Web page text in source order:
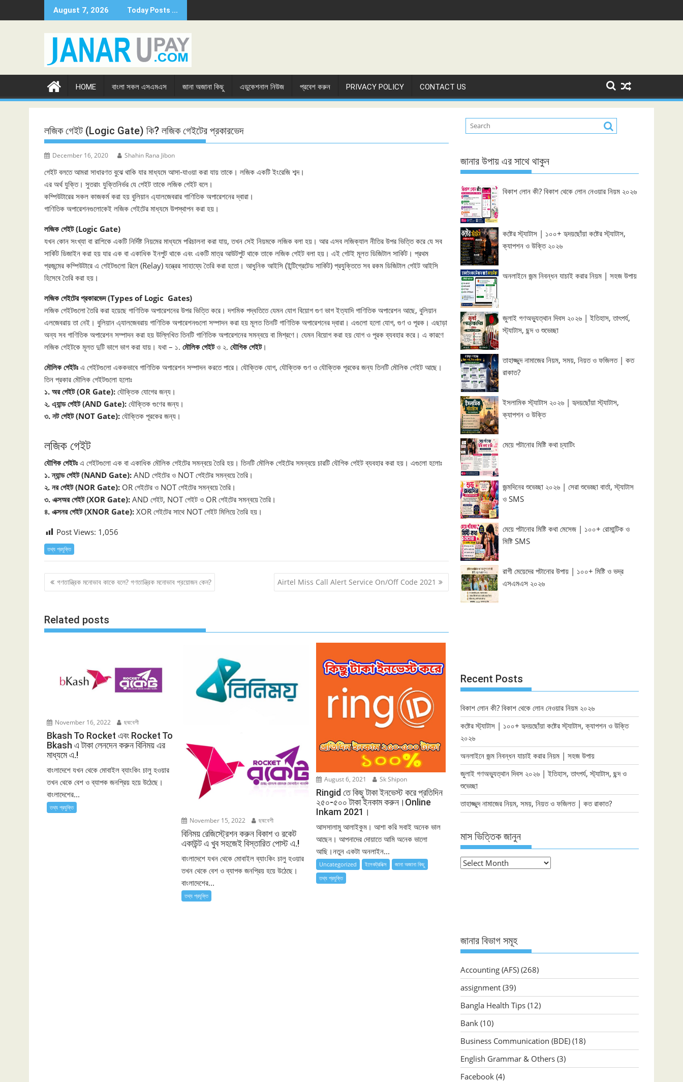
to
August 7, 2026 Today Posts ...
HOME বাংলা সকল এসএমএস জানা অজানা কিছু এডুকেশনাল নিউজ প্রবেশ করুন PRIVACY POLICY CONTACT US
লজিক গেইট (Logic Gate) কি? লজিক গেইটের প্রকারভেদ
December 16, 2020 Shahin Rana Jibon
গেইট বলতে আমরা সাধারণত বুঝে থাকি যার মাধ্যমে আসা-যাওয়া করা যায় তাকে। লজিক একটি ইংরেজি শব্দ।
এর অর্থ যুক্তি। সুতরাং যুক্তিনির্ভর যে গেইট তাকে লজিক গেইট বলে।
কম্পিউটারের সকল কাজকর্ম করা হয় বুলিয়ান এ্যালজেবরার গাণিতিক অপারেশনের দ্বারা।
গাণিতিক অপারেশনগুলােকেই লজিক গেইটের মাধ্যমে উপস্থাপন করা হয়।
লজিক গেইট (Logic Gate)
যখন কোন সংখ্যা বা রাশিকে একটি নির্দিষ্ট নিয়মের মাধ্যমে পরিচালনা করা যায়, তখন সেই নিয়মকে লজিক বলা হয়। আর এসব লজিক্যাল নীতির উপর ভিত্তি করে যে সব
সার্কিট ডিজাইন করা হয় যার এক বা একাধিক ইনপুট থাকে এবং একটি মাত্র আউটপুট থাকে তাকে লজিক গেইট বলা হয়। এই গেটই মূলত ডিজিটাল সার্কিট। প্রথম
প্রজন্মের কম্পিউটারে এ গেইটগুলাে রিলে (Relay) যন্ত্রের সাহায্যে তৈরি করা হতাে। আধুনিক আইসি (ইন্টিগ্রেটেড সার্কিট) প্রযুক্তিতে সব রকম ডিজিটাল গেইট আইসি
হিসেবে তৈরি করা হয়।
লজিক গেইটের প্রকারভেদ (Types of Logic Gates)
লজিক গেইটগুলাে তৈরি করা হয়েছে গাণিতিক অপারেশনের উপর ভিত্তি করে। দশমিক পদ্ধতিতে যেমন যােগ বিয়ােগ গুণ ভাগ ইত্যাদি গাণিতিক অপারেশন আছে, বুলিয়ান
এলজেবরায় তা নেই। বুলিয়ান এ্যালজেবরায় গাণিতিক অপারেশনগুলাে সম্পাদন করা হয় মূলত তিনটি গাণিতিক অপারেশনের দ্বারা। এগুলাে হলাে যােগ, গুণ ও পূরক। এছাড়া
অন্য সব গাণিতিক অপারেশন সম্পাদন করা হয় উল্লিখিত তিনটি গাণিতিক অপারেশনের সমন্বয়ে বা মিশ্রণে। যেমন বিয়ােগ করা হয় যােগ ও পূরক ব্যবহার করে। এ কারণে
লজিক গেইটকে মূলত দুটি ভাগে ভাগ করা যায়। যথা – ১. মৌলিক গেইটও ২. যৌগিক গেইট।
মৌলিক গেইটঃ এ গেইটগুলাে এককভাবে গাণিতিক অপারেশন সম্পাদন করতে পারে। যৌক্তিক যােগ, যৌক্তিক গুণ ও যৌক্তিক পূরকের জন্য তিনটি মৌলিক গেইট আছে।
তিন প্রকার মৌলিক গেইটগুলাে হলােঃ
১. অর গেইট (OR Gate): যৌক্তিক যােগের জন্য।
২. এ্যান্ড গেইট (AND Gate): যৌক্তিক গুণের জন্য।
৩. নট গেইট (NOT Gate): যৌক্তিক পূরকের জন্য।
লজিক গেইট
যৌগিক গেইটঃ এ গেইটগুলাে এক বা একাধিক মৌলিক গেইটের সমন্বয়ে তৈরি হয়। তিনটি মৌলিক গেইটের সমন্বয়ে চারটি যৌগিক গেইট ব্যবহার করা হয়। এগুলাে হলােঃ
১. ন্যান্ড গেইট (NAND Gate): AND গেইটের ও NOT গেইটের সমন্বয়ে তৈরি।
২. নর গেইট (NOR Gate): OR গেইটের ও NOT গেইটের সমন্বয়ে তৈরি।
৩. এক্সঅর গেইট (XOR Gate): AND গেইট, NOT গেইট ও OR গেইটের সমন্বয়ে তৈরি।
৪. এক্সনর গেইট (XNOR Gate): XOR গেইটের সাথে NOT গেইট মিলিয়ে তৈরি হয়।
Post Views: 1,056
তথ্য প্রযুক্তি
Post
navigation
গণতান্ত্রিক মনোভাব কাকে বলে? গণতান্ত্রিক মনোভাব প্রয়োজন কেন? Airtel Miss Call Alert Service On/Off Code 2021
Related posts
November 16, 2022 ছদ্মবেশী
Bkash To Rocket এবং Rocket To
Bkash এ টাকা লেনদেন করুন বিনিময় এর
মাধ্যমে এ.!
বাংলাদেশে যখন থেকে মোবাইল ব্যাংকিং চালু হওয়ার
তখন থেকে বেশ ও ব্যাপক জনপ্রিয় হয়ে উঠেছে।
বাংলাদেশের...
তথ্য প্রযুক্তি
November 15, 2022 ছদ্মবেশী
বিনিময় রেজিস্ট্রেশন করুন বিকাশ ও রকেট
একাউন্ট এ খুব সহজেই বিস্তারিত পোস্ট এ.!
বাংলাদেশে যখন থেকে মোবাইল ব্যাংকিং চালু হওয়ার
তখন থেকে বেশ ও ব্যাপক জনপ্রিয় হয়ে উঠেছে।
বাংলাদেশের...
তথ্য প্রযুক্তি
August 6, 2021 Sk Shipon
Ringid তে কিছু টাকা ইনভেস্ট করে প্রতিদিন
২৫০-৫০০ টাকা ইনকাম করুন।Online
Inkam 2021।
আসসালামু আলাইকুম। আশা করি সবাই অনেক ভাল
আছেন। আপনাদের দোয়াতে আমি অনেক ভালো
আছি।নতুন একটা অনলাইন...
Uncategorized ইলেকট্রনিক্স
জানা অজানা কিছু
তথ্য প্রযুক্তি
জানার উপায় এর সাথে থাকুন
বিকাশ লোন কী? বিকাশ থেকে লোন নেওয়ার নিয়ম ২০২৬
কষ্টের স্ট্যাটাস | ১০০+ হৃদয়ছোঁয়া কষ্টের স্ট্যাটাস,
ক্যাপশন ও উক্তি ২০২৬
অনলাইনে জন্ম নিবন্ধন যাচাই করার নিয়ম | সহজ উপায়
জুলাই গণঅভ্যুত্থান দিবস ২০২৬ | ইতিহাস, তাৎপর্য,
স্ট্যাটাস, ছন্দ ও শুভেচ্ছা
তাহাজ্জুদ নামাজের নিয়ম, সময়, নিয়ত ও ফজিলত | কত
রাকাত?
ইসলামিক স্ট্যাটাস ২০২৬ | হৃদয়ছোঁয়া স্ট্যাটাস,
ক্যাপশন ও উক্তি
মেয়ে পটানোর মিষ্টি কথা চ্যাটিং
জন্মদিনের শুভেচ্ছা ২০২৬ | সেরা শুভেচ্ছা বার্তা, স্ট্যাটাস
ও SMS
মেয়ে পটানোর মিষ্টি কথা মেসেজ | ১০০+ রোমান্টিক ও
মিষ্টি SMS
রাগী মেয়েদের পটানোর উপায় | ১০০+ মিষ্টি ও ভদ্র
এসএমএস ২০২৬
Recent Posts
বিকাশ লোন কী? বিকাশ থেকে লোন নেওয়ার নিয়ম ২০২৬
কষ্টের স্ট্যাটাস | ১০০+ হৃদয়ছোঁয়া কষ্টের স্ট্যাটাস, ক্যাপশন ও উক্তি
২০২৬
অনলাইনে জন্ম নিবন্ধন যাচাই করার নিয়ম | সহজ উপায়
জুলাই গণঅভ্যুত্থান দিবস ২০২৬ | ইতিহাস, তাৎপর্য, স্ট্যাটাস, ছন্দ ও
শুভেচ্ছা
তাহাজ্জুদ নামাজের নিয়ম, সময়, নিয়ত ও ফজিলত | কত রাকাত?
মাস ভিত্তিক জানুন
মাস
জানার বিভাগ সমূহ
Accounting (AFS) (268)
assignment (39)
Bangla Health Tips (12)
Bank (10)
Business Communication (BDE) (18)
English Grammar & Others (3)
Facebook (4)